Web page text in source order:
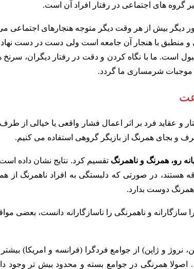
گروه های اجتماعی در رفتار افراد آن است.
دیگر بیش از هر وقت دیگر متوجه هنجارهای اجتماعی
و منطبق با هنجار آن جامعه است ولی دست در دست
است. ما با نگاه کردن و دقت در رفتار دیگران، سرنخ
موجبات شرمساری ما گردد.
و عقاید فرد بر اثر اعمال فشار واقعی یا خیالی از
و بجای همرنگ از بازیگر گروهی استفاده می کنیم.
رو، همرنگ و ناهمرنگتقسیم کرد. نتایج نشان داده
هستند، در صورتی که دلبستگی به افراد ناهمرنگ از
دوست بدارد.
سازگارانه و ناهمرنگی را ناسازگارانه دانست، بعضی
نروژ و ژاپن) از جوامع فردگرا (فرانسه و امریکا)
همرنگی در جوامع بسته و محدود بیش تر وجود